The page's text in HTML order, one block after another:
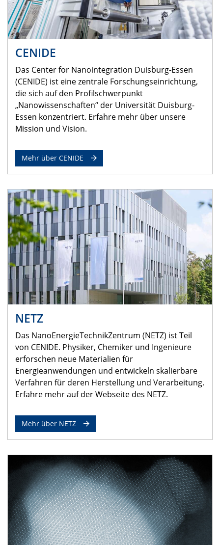
CENIDE
Das Center for Nanointegration Duisburg-Essen
(CENIDE) ist eine zentrale Forschungseinrichtung,
die sich auf den Profilschwerpunkt
„Nanowissenschaften“ der Universität Duisburg-
Essen konzentriert. Erfahre mehr über unsere
Mission und Vision.
Mehr über CENIDE
NETZ
Das NanoEnergieTechnikZentrum (NETZ) ist Teil
von CENIDE. Physiker, Chemiker und Ingenieure
erforschen neue Materialien für
Energieanwendungen und entwickeln skalierbare
Verfahren für deren Herstellung und Verarbeitung.
Erfahre mehr auf der Webseite des NETZ.
Mehr über NETZ